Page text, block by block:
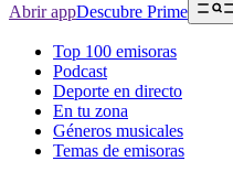
Abrir appDescubre Prime
Top 100 emisoras
Podcast
Deporte en directo
En tu zona
Géneros musicales
Temas de emisoras